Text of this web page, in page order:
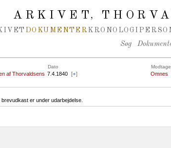
ARKIVET,
DOKUMENTER KRONOLOGI
Søg
Dato
af Thorvaldsens 7.4.1840 [+] Omnes
er under udarbejdelse.